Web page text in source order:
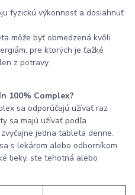
fyzickú výkonnosť a dosiahnuť
môže byť obmedzená kvôli
pre ktorých je ťažké
z potravy.
100% Complex?
sa odporúčajú užívať raz
sa majú užívať podľa
jedna tableta denne.
s lekárom alebo odborníkom
lieky, ste tehotná alebo